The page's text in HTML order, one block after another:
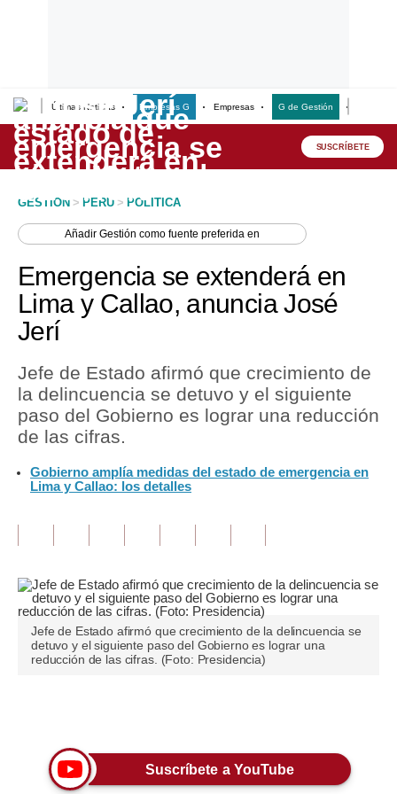
Últimas Noticias Empresas G Empresas G de Gestión
Lo último
Peru Quiosco
Economía
Mercados
Política
Tu Dinero
Finanzas Personales
Editorial
Pregunta de hoy
Lujo
Viajes
SUSCRÍBETE
GESTION > PERU > POLITICA
AñadirGestión como fuente preferida en
Emergencia se extenderá en
Lima y Callao, anuncia José
Jerí
Jefe de Estado afirmó que crecimiento de
la delincuencia se detuvo y el siguiente
paso del Gobierno es lograr una reducción
de las cifras.
Gobierno amplía medidas del estado de emergencia en
Lima y Callao: los detalles
Jefe de Estado afirmó que crecimiento de la delincuencia se
detuvo y el siguiente paso del Gobierno es lograr una
reducción de las cifras. (Foto: Presidencia)
Suscríbete a YouTube